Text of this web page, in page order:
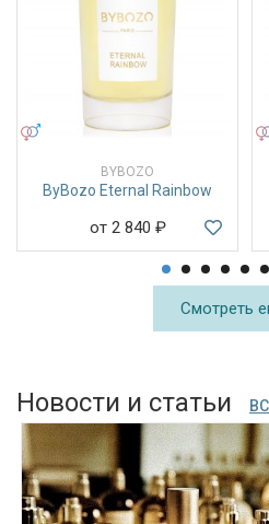
УНИСЕКС
BYBOZO
ByBozo Eternal Rainbow
от 2 840 ₽
Смотреть
Новости и статьи